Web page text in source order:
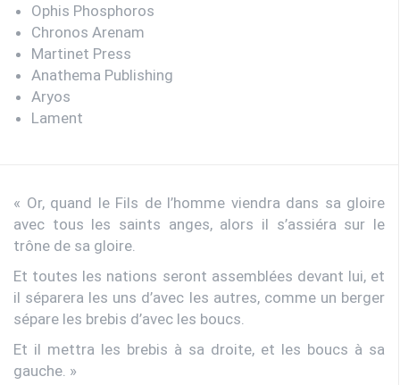
Ophis Phosphoros
Chronos Arenam
Martinet Press
Anathema Publishing
Aryos
Lament
« Or, quand le Fils de l’homme viendra dans sa gloire
avec tous les saints anges, alors il s’assiéra sur le
trône de sa gloire.
Et toutes les nations seront assemblées devant lui, et
il séparera les uns d’avec les autres, comme un berger
sépare les brebis d’avec les boucs.
Et il mettra les brebis à sa droite, et les boucs à sa
gauche. »